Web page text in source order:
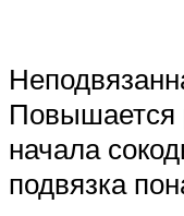
Повышается
начала
подвязка